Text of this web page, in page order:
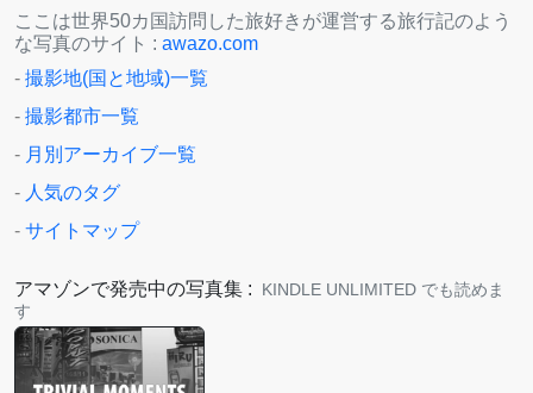
ここは世界50カ国訪問した旅好きが運営する旅行記のよう
な写真のサイト : awazo.com
- 撮影地(国と地域)一覧
- 撮影都市一覧
- 月別アーカイブ一覧
- 人気のタグ
- サイトマップ
アマゾンで発売中の写真集 :
KINDLE UNLIMITED でも読めま
す